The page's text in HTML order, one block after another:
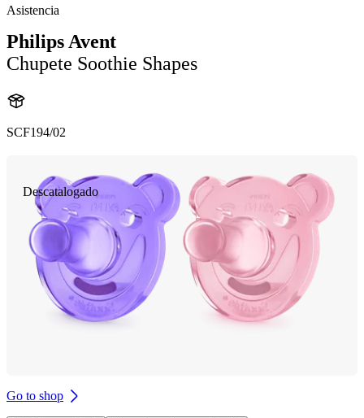
Asistencia
Philips Avent
Chupete Soothie Shapes
SCF194/02
Descatalogado
Go to shop